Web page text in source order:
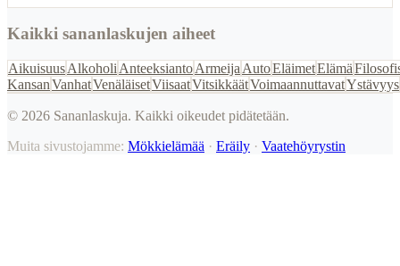
Kaikki sananlaskujen aiheet
AikuisuusAlkoholi AnteeksiantoArmeija AutoEläimetElämä
KansanVanhatVenäläisetViisaatVitsikkäätVoimaannuttavatYstävyys
© 2026 Sananlaskuja. Kaikki oikeudet pidätetään.
Muita sivustojamme: Mökkielämää · Eräily · Vaatehöyrystin